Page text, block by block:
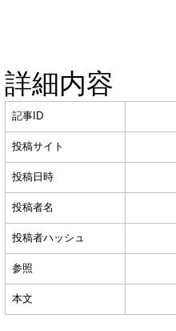
詳細内容
記事ID
投稿サイト
投稿日時
投稿者名
投稿者ハッシュ
参照
本文